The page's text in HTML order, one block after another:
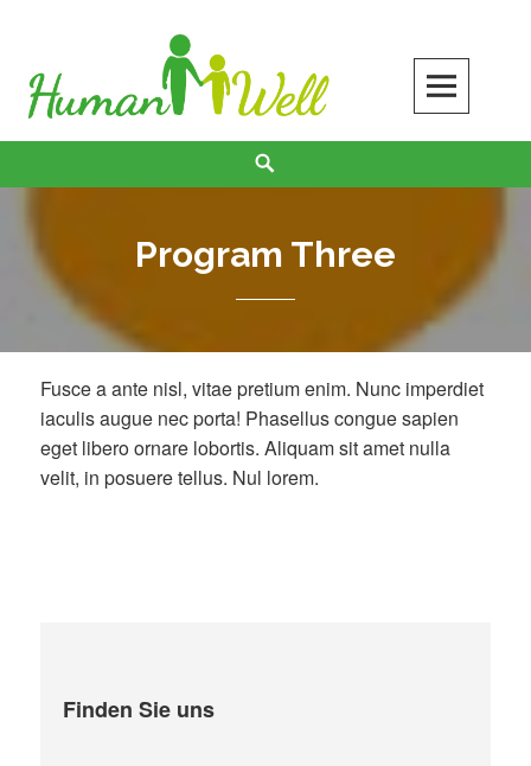
content
Program Three
Fusce a ante nisl, vitae pretium enim. Nunc imperdiet
iaculis augue nec porta! Phasellus congue sapien
eget libero ornare lobortis. Aliquam sit amet nulla
velit, in posuere tellus. Nul lorem.
Finden Sie uns